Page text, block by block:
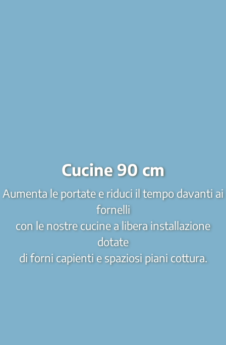
Cucine 90 cm
Aumenta le portate e riduci il tempo davanti ai
fornelli
con le nostre cucine a libera installazione
dotate
di forni capienti e spaziosi piani cottura.